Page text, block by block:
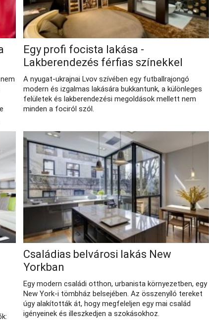
Egy profi focista lakása -
Lakberendezés férfias színekkel
A nyugat-ukrajnai Lvov szívében egy futballrajongó
modern és izgalmas lakására bukkantunk, a különleges
felületek és lakberendezési megoldások mellett nem
minden a fociról szól.
Családias belvárosi lakás New
Yorkban
Egy modern családi otthon, urbanista környezetben, egy
New York-i tömbház belsejében. Az összenyíló tereket
úgy alakították át, hogy megfeleljen egy mai család
igényeinek és illeszkedjen a szokásokhoz.